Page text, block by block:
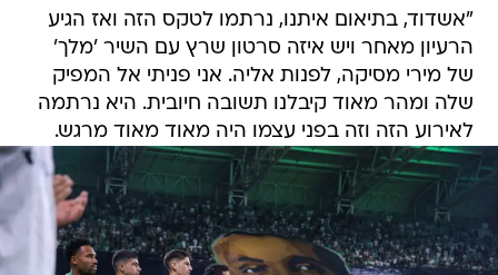
"אשדוד, בתיאום איתנו, נרתמו לטקס הזה ואז הגיע
הרעיון מאחר ויש איזה סרטון שרץ עם השיר 'מלך'
של מירי מסיקה, לפנות אליה. אני פניתי אל המפיק
שלה ומהר מאוד קיבלנו תשובה חיובית. היא נרתמה
לאירוע הזה וזה בפני עצמו היה מאוד מאוד מרגש.